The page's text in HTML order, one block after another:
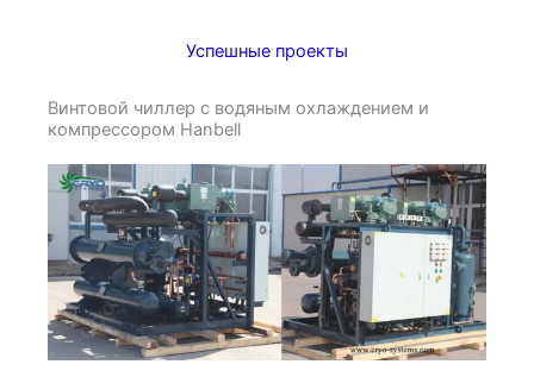
Успешные проекты
Винтовой чиллер с водяным охлаждением и
компрессором Hanbell